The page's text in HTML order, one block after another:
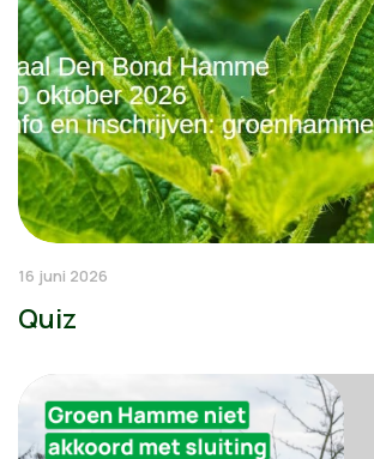
16 juni 2026
Quiz